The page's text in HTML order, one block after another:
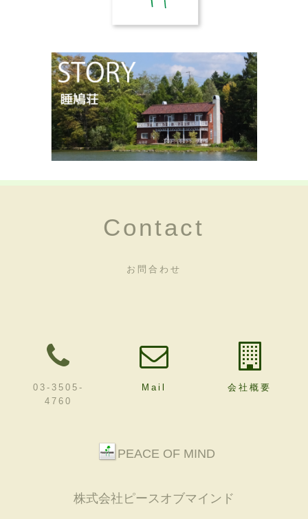
Contact
お問合わせ
03-3505-
4760
Mail 会社概要
PEACE OF MIND
株式会社ピースオブマインド